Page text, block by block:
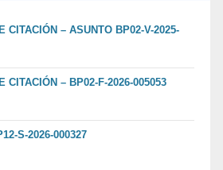
CITACIÓN – ASUNTO BP02-V-2025-
CITACIÓN – BP02-F-2026-005053
S-2026-000327